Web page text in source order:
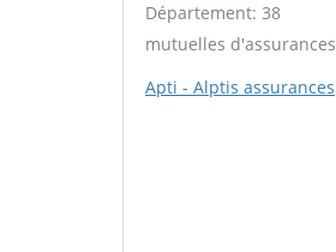
Département: 38
mutuelles d'assurances
Apti - Alptis assurances